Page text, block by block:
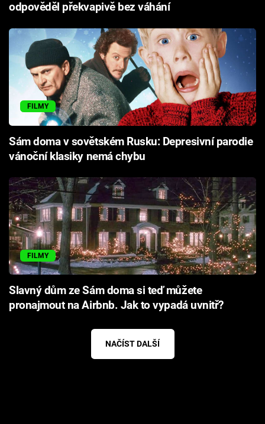
odpověděl překvapivě bez váhání
FILMY
Sám doma v sovětském Rusku: Depresivní parodie
vánoční klasiky nemá chybu
FILMY
Slavný dům ze Sám doma si teď můžete
pronajmout na Airbnb. Jak to vypadá uvnitř?
NAČÍST DALŠÍ